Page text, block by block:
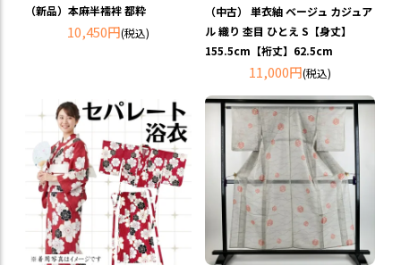
（新品）本麻半襦袢 都粋
10,450円(税込)
（中古） 単衣紬 ベージュ カジュア
ル 織り 杢目 ひとえ S【身丈】
155.5cm【裄丈】62.5cm
11,000円(税込)